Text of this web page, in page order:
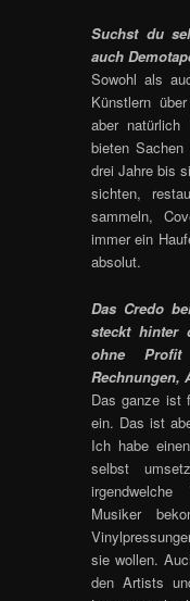
Suchst du
auch
Sowohl als
Künstlern
aber
bieten
drei Jahre bis
sichten,
sammeln,
immer ein
absolut.
Das Credo
steckt hinter
ohne
Rechnungen,
Das ganze ist
ein. Das ist
Ich habe
selbst
Musiker
sie wollen.
den Artists